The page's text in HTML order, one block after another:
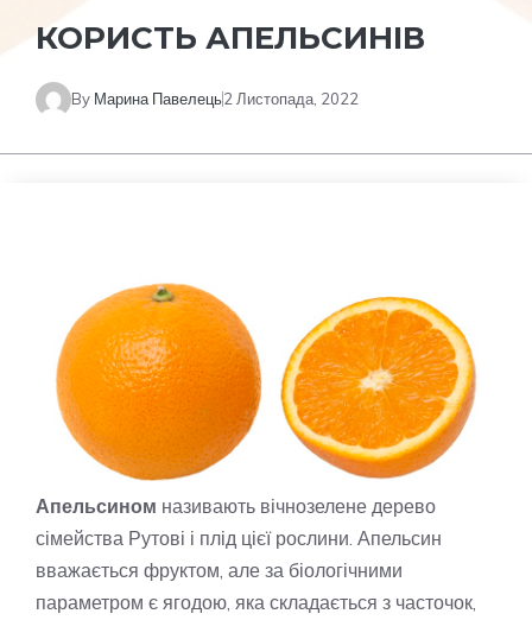
КОРИСТЬ АПЕЛЬСИНІВ
By Марина Павелець2 Листопада, 2022
Апельсином називають вічнозелене дерево
сімейства Рутові і плід цієї рослини. Апельсин
вважається фруктом, але за біологічними
параметром є ягодою, яка складається з часточок,